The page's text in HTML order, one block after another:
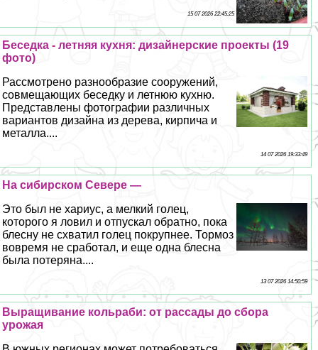
15 07 2026 22:45:25
Беседка - летняя кухня: дизайнерские проекты (19
фото)
Рассмотрено разнообразие сооружений,
совмещающих беседку и летнюю кухню.
Представлены фотографии различных
вариантов дизайна из дерева, кирпича и
металла....
14 07 2026 19:33:49
На сибирском Севере —
Это был не хариус, а мелкий голец,
которого я ловил и отпускал обратно, пока
блесну не схватил голец покрупнее. Тормоз
вовремя не сработал, и еще одна блесна
была потеряна....
13 07 2026 14:50:59
Выращивание кольраби: от рассады до сбора
урожая